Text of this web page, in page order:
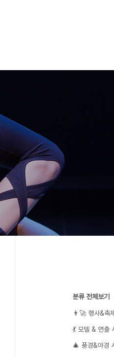
분류 전체보기
👨‍🚀 행사&축
💃 모델 & 연출
🎄 풍경&야경